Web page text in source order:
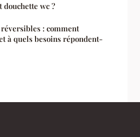
wc ?
: comment
à quels besoins répondent-